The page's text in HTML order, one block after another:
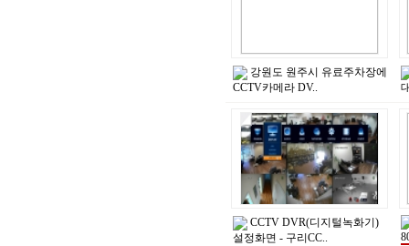
강원도 원주시 유료주차장에
CCTV카메라 DV..
CCTV DVR(디지털녹화기)
설정화면 - 구리CC..